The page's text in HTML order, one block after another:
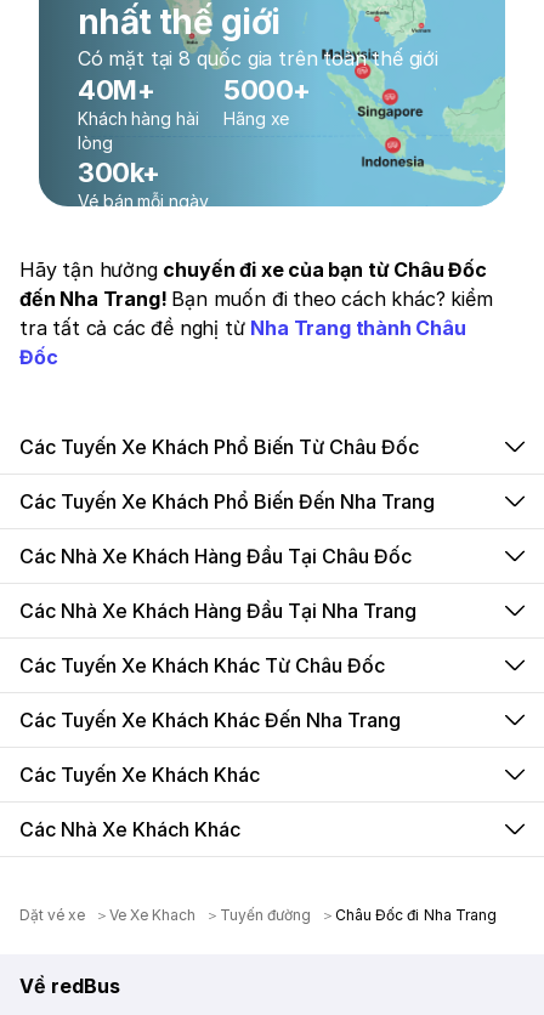
nhất thế giới
Có mặt tại 8 quốc gia trên toàn thế giới
40M+
Khách hàng hài
lòng
5000+
Hãng xe
300k+
Vé bán mỗi ngày
Hãy tận hưởng chuyến đi xe của bạn từ Châu Đốc
đến Nha Trang! Bạn muốn đi theo cách khác? kiểm
tra tất cả các đề nghị từ Nha Trang thành Châu
Đốc
Các Tuyến Xe Khách Phổ Biến Từ Châu Đốc
Các Tuyến Xe Khách Phổ Biến Đến Nha Trang
Các Nhà Xe Khách Hàng Đầu Tại Châu Đốc
Các Nhà Xe Khách Hàng Đầu Tại Nha Trang
Các Tuyến Xe Khách Khác Từ Châu Đốc
Các Tuyến Xe Khách Khác Đến Nha Trang
Các Tuyến Xe Khách Khác
Các Nhà Xe Khách Khác
Dặt vé xe Ve Xe Khach Tuyến đường Châu Đốc đi Nha Trang
Về redBus